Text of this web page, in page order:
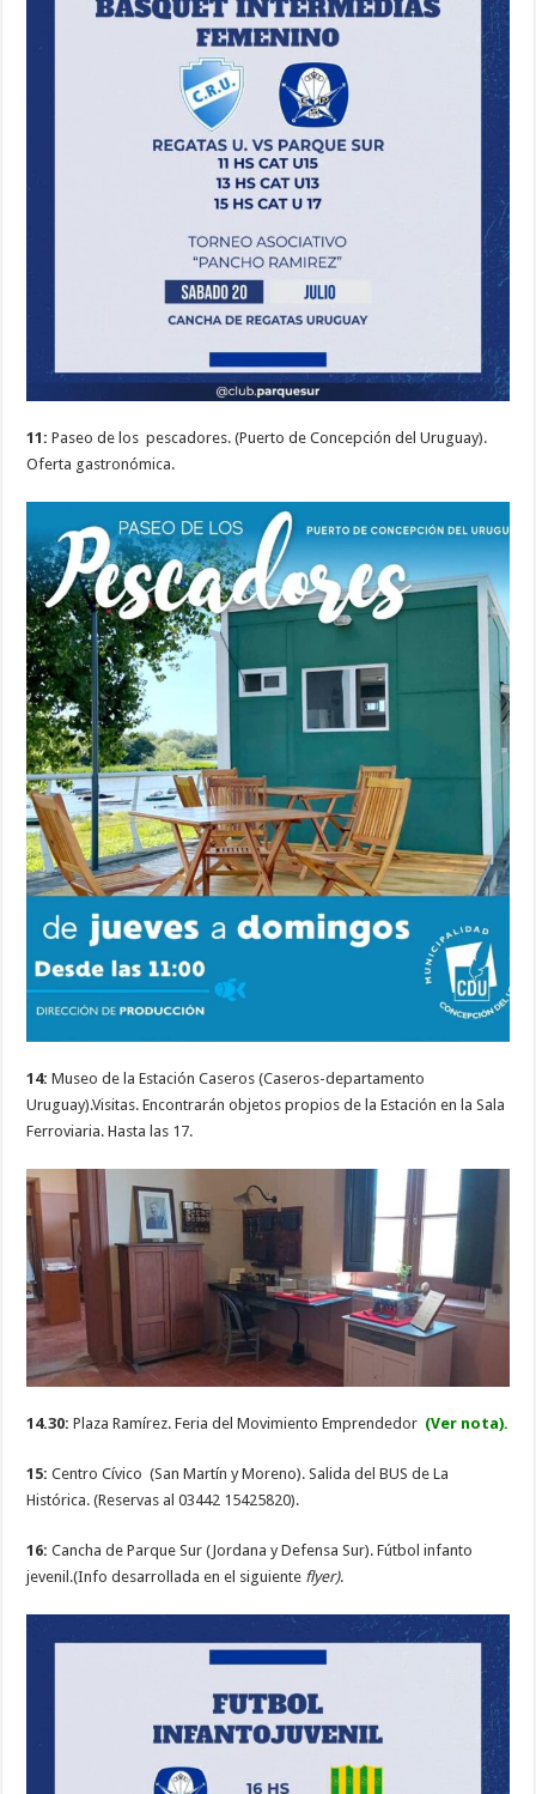
11: Paseo de los pescadores. (Puerto de Concepción del Uruguay).
Oferta gastronómica.
14: Museo de la Estación Caseros (Caseros-departamento
Uruguay).Visitas. Encontrarán objetos propios de la Estación en la Sala
Ferroviaria. Hasta las 17.
14.30: Plaza Ramírez. Feria del Movimiento Emprendedor (Ver nota).
15: Centro Cívico (San Martín y Moreno). Salida del BUS de La
Histórica. (Reservas al 03442 15425820).
16: Cancha de Parque Sur (Jordana y Defensa Sur). Fútbol infanto
jevenil.(Info desarrollada en el siguiente flyer).